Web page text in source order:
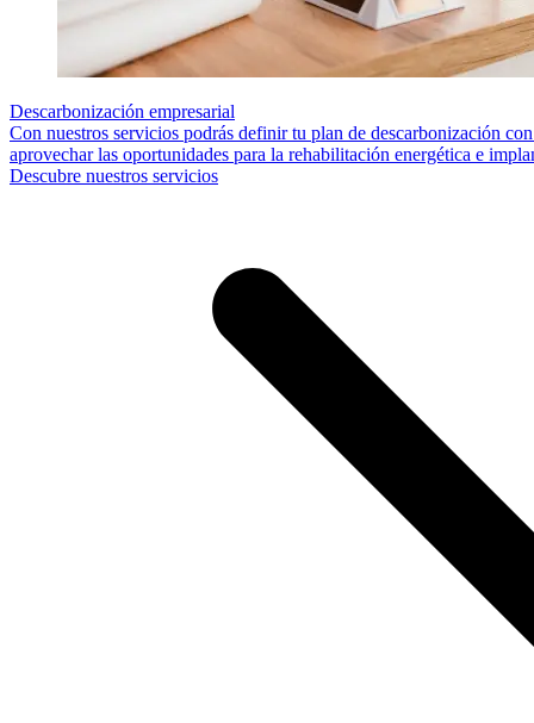
Descarbonización empresarial
Con nuestros servicios podrás definir tu plan de descarbonización
aprovechar las oportunidades para la rehabilitación energética e
Descubre nuestros servicios